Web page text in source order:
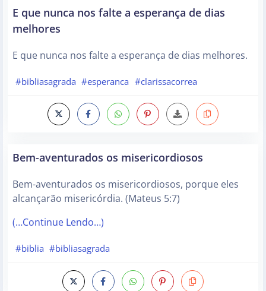
E que nunca nos falte a esperança de dias
melhores
E que nunca nos falte a esperança de dias melhores.
#bibliasagrada #esperanca #clarissacorrea
Bem-aventurados os misericordiosos
Bem-aventurados os misericordiosos, porque eles
alcançarão misericórdia. (Mateus 5:7)
(…Continue Lendo…)
#biblia #bibliasagrada